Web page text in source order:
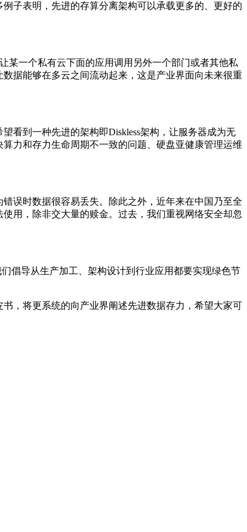
子表明，先进的存算分离架构可以承载更多的、更好的
某一个私有云下面的应用调用另外一个部门或者其他私
据能够在多云之间流动起来，这是产业界面向未来很重
看到一种先进的架构即Diskless架构，让服务器成为无
力和存力生命周期不一致的问题、硬盘亚健康管理运维
误时数据很容易丢失。除此之外， 近年来在中国乃至全
用，除非交大量的赎金。过去，我们重视网络安全却忽
倡导从生产加工、架构设计到行业应用都要实现绿色节
，将更系统的向产业界阐述先进数据存力，希望大家可